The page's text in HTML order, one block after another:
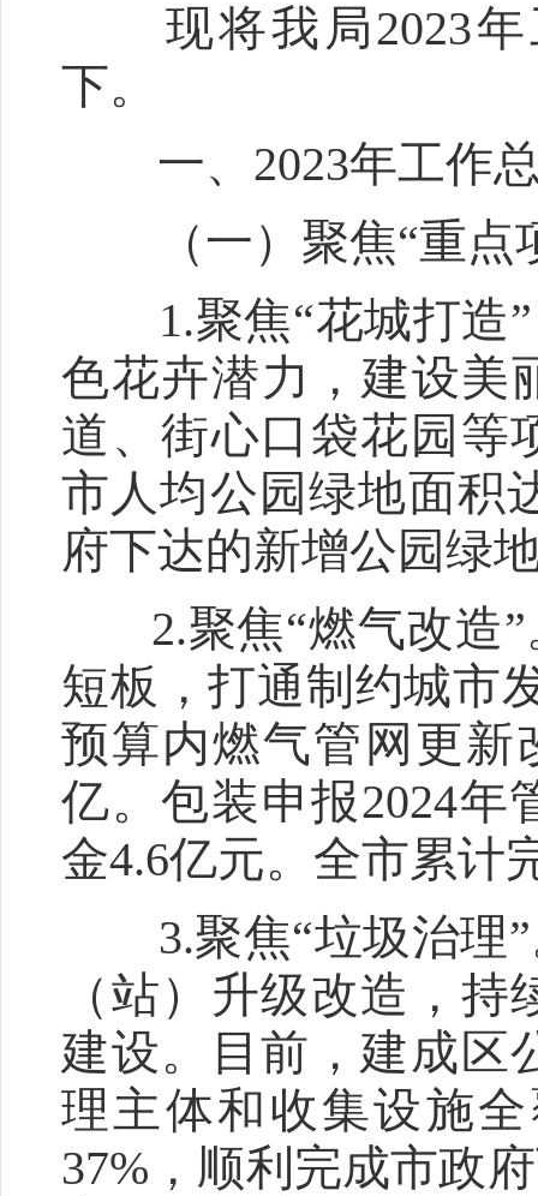
现将我局2023年
下。
一、2023年工作
（一）聚焦“重点
1.聚焦“花城打造”
色花卉潜力，建设美
道、街心口袋花园等
市人均公园绿地面积
府下达的新增公园绿
2.聚焦“燃气改造”
短板，打通制约城市
预算内燃气管网更新
亿。包装申报2024年
金4.6亿元。全市累计
3.聚焦“垃圾治理”
（站）升级改造，
建设。目前，建成区
理主体和收集设施
37%，顺利完成市政